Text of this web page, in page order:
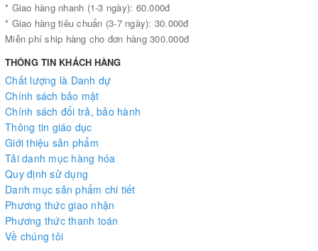
* Giao hàng nhanh (1-3 ngày): 60.000đ
* Giao hàng tiêu chuẩn (3-7 ngày): 30.000đ
Miễn phí ship hàng cho đơn hàng 300.000đ
THÔNG TIN KHÁCH HÀNG
Chất lượng là Danh dự
Chính sách bảo mật
Chính sách đổi trả, bảo hành
Thông tin giáo dục
Giới thiệu sản phẩm
Tải danh mục hàng hóa
Quy định sử dụng
Danh mục sản phẩm chi tiết
Phương thức giao nhận
Phương thức thanh toán
Về chúng tôi